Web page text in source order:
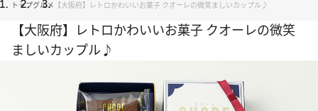
トップグルメ 【大阪府】レトロかわいいお菓子 クオーレの微笑ましいカップル♪
【大阪府】レトロかわいいお菓子 クオーレの微笑
ましいカップル♪